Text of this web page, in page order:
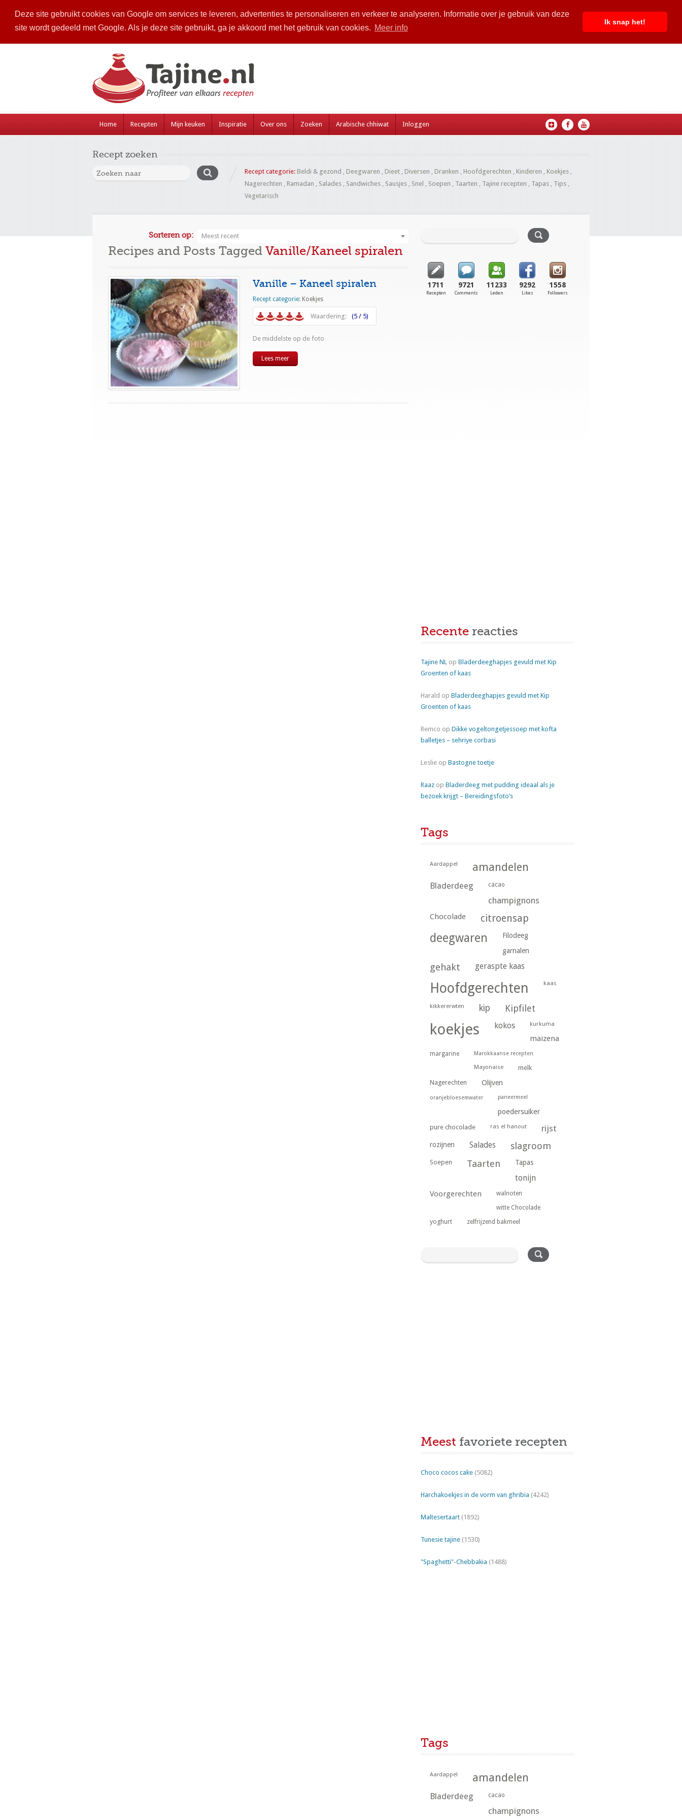
Deze site gebruikt cookies van Google om services te leveren, advertenties te personaliseren en verkeer te analyseren. Informatie over je gebruik van deze
site wordt gedeeld met Google. Als je deze site gebruikt, ga je akkoord met het gebruik van cookies. Meer info
Ik snap het!
Home Recepten Mijn keuken Inspiratie Over ons Zoeken Arabische chhiwat Inloggen
Recept zoeken
Recept categorie: Beldi & gezond , Deegwaren , Dieet , Diversen , Dranken , Hoofdgerechten , Kinderen , Koekjes ,
Nagerechten , Ramadan , Salades , Sandwiches , Sausjes , Snel , Soepen , Taarten , Tajine recepten , Tapas , Tips ,
Vegetarisch
Sorteren op: Meest recent
Recipes and Posts Tagged Vanille/Kaneel spiralen
Vanille – Kaneel spiralen
Recept categorie: Koekjes
Waardering: (5 / 5)
De middelste op de foto
Lees meer
1711
Recepten
9721
Comments
11233
Leden
9292
Likes
1558
Followers
Recente reacties
Tajine NL op Bladerdeeghapjes gevuld met Kip
Groenten of kaas
Harald op Bladerdeeghapjes gevuld met Kip
Groenten of kaas
Remco op Dikke vogeltongetjessoep met kofta
balletjes – sehriye corbasi
Leslie op Bastogne toetje
Raaz op Bladerdeeg met pudding ideaal als je
bezoek krijgt – Bereidingsfoto’s
Tags
Aardappel amandelen
Bladerdeeg cacao
champignons
Chocolade citroensap
deegwaren
Filodeeg
garnalen
gehakt geraspte kaas
Hoofdgerechten kaas
kikkererwten kip Kipfilet
koekjes kokos kurkuma
maizena
margarine Marokkaanse recepten
Mayonaise
melk
Nagerechten
Olijven
oranjebloesemwater paneermeel
poedersuiker
pure chocolade ras el hanout rijst
rozijnen Salades slagroom
Soepen Taarten Tapas
tonijn
Voorgerechten
walnoten
witte Chocolade
yoghurt zelfrijzend bakmeel
Meest favoriete recepten
Choco cocos cake (5082)
Harchakoekjes in de vorm van ghribia (4242)
Maltesertaart (1892)
Tunesie tajine (1530)
"Spaghetti"-Chebbakia (1488)
Tags
Aardappel amandelen
Bladerdeeg cacao
champignons